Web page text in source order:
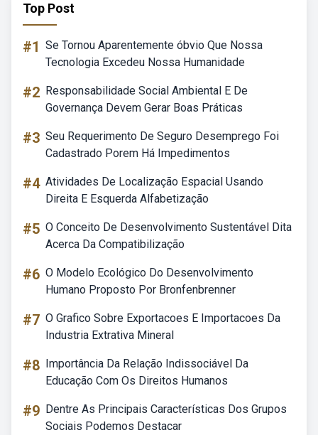
Top Post
#1 Se Tornou Aparentemente óbvio Que Nossa
Tecnologia Excedeu Nossa Humanidade
#2 Responsabilidade Social Ambiental E De
Governança Devem Gerar Boas Práticas
#3 Seu Requerimento De Seguro Desemprego Foi
Cadastrado Porem Há Impedimentos
#4 Atividades De Localização Espacial Usando
Direita E Esquerda Alfabetização
#5 O Conceito De Desenvolvimento Sustentável Dita
Acerca Da Compatibilização
#6 O Modelo Ecológico Do Desenvolvimento
Humano Proposto Por Bronfenbrenner
#7 O Grafico Sobre Exportacoes E Importacoes Da
Industria Extrativa Mineral
#8 Importância Da Relação Indissociável Da
Educação Com Os Direitos Humanos
#9 Dentre As Principais Características Dos Grupos
Sociais Podemos Destacar